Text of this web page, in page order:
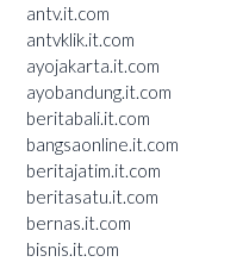
antv.it.com
antvklik.it.com
ayojakarta.it.com
ayobandung.it.com
beritabali.it.com
bangsaonline.it.com
beritajatim.it.com
beritasatu.it.com
bernas.it.com
bisnis.it.com